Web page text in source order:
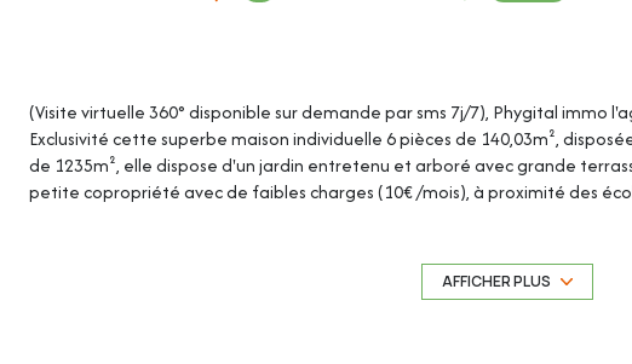
(Visite virtuelle 360° disponible sur demande par sms 7j/7), Phygital immo
Exclusivité cette superbe maison individuelle 6 pièces de 140,03m²,
de 1235m², elle dispose d'un jardin entretenu et arboré avec grande
petite copropriété avec de faibles charges (10€ /mois), à proximité des
Cette maison de 140,03m² loi Carrez se compose de :
AFFICHER PLUS